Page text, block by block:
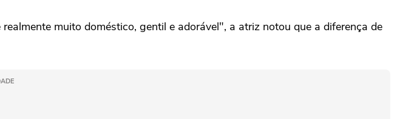
muito doméstico, gentil e adorável", a atriz notou que a diferença de